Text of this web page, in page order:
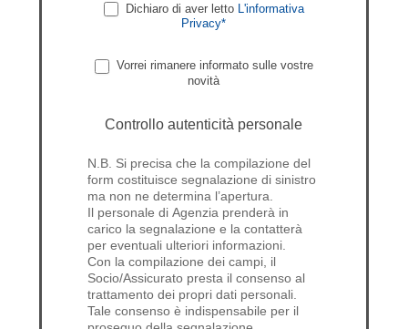
Dichiaro di aver letto L'informativa
Privacy*
Vorrei rimanere informato sulle vostre
novità
Controllo autenticità personale
N.B. Si precisa che la compilazione del
form costituisce segnalazione di sinistro
ma non ne determina l’apertura.
Il personale di Agenzia prenderà in
carico la segnalazione e la contatterà
per eventuali ulteriori informazioni.
Con la compilazione dei campi, il
Socio/Assicurato presta il consenso al
trattamento dei propri dati personali.
Tale consenso è indispensabile per il